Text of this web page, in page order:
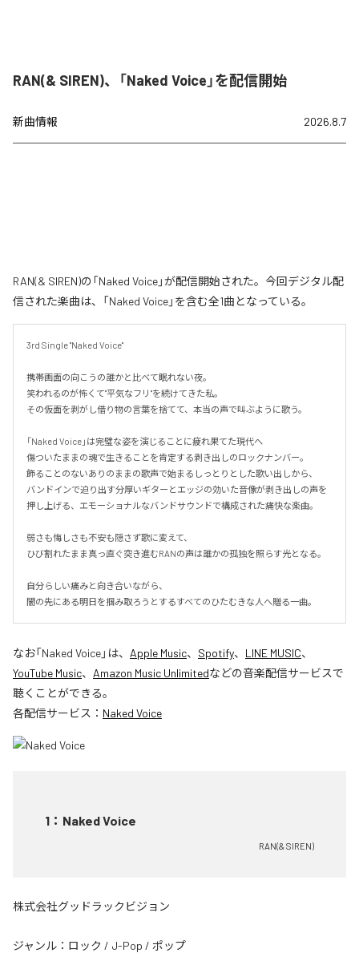
RAN(& SIREN)、「Naked Voice」を配信開始
新曲情報 2026.8.7
RAN(& SIREN)の「Naked Voice」が配信開始された。今回デジタル配
信された楽曲は、「Naked Voice」を含む全1曲となっている。
3rd Single "Naked Voice"
携帯画面の向こうの誰かと比べて眠れない夜。
笑われるのが怖くて"平気なフリ"を続けてきた私。
その仮面を剥がし借り物の言葉を捨てて、本当の声で叫ぶように歌う。
「Naked Voice」は完璧な姿を演じることに疲れ果てた現代へ
傷ついたままの魂で生きることを肯定する剥き出しのロックナンバー。
飾ることのないありのままの歌声で始まるしっとりとした歌い出しから、
バンドインで迫り出す分厚いギターとエッジの効いた音像が剥き出しの声を
押し上げる、エモーショナルなバンドサウンドで構成された痛快な楽曲。
弱さも悔しさも不安も隠さず歌に変えて、
ひび割れたまま真っ直ぐ突き進むRANの声は誰かの孤独を照らす光となる。
自分らしい痛みと向き合いながら、
闇の先にある明日を掴み取ろうとするすべてのひたむきな人へ贈る一曲。
なお「Naked Voice」は、 Apple Music、 Spotify、 LINE MUSIC、
YouTube Music、 Amazon Music Unlimitedなどの音楽配信サービスで
聴くことができる。
各配信サービス： Naked Voice
1 ： Naked Voice
RAN(& SIREN)
株式会社グッドラックビジョン
ジャンル： ロック / J-Pop / ポップ